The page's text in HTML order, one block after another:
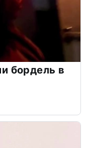
бордель в